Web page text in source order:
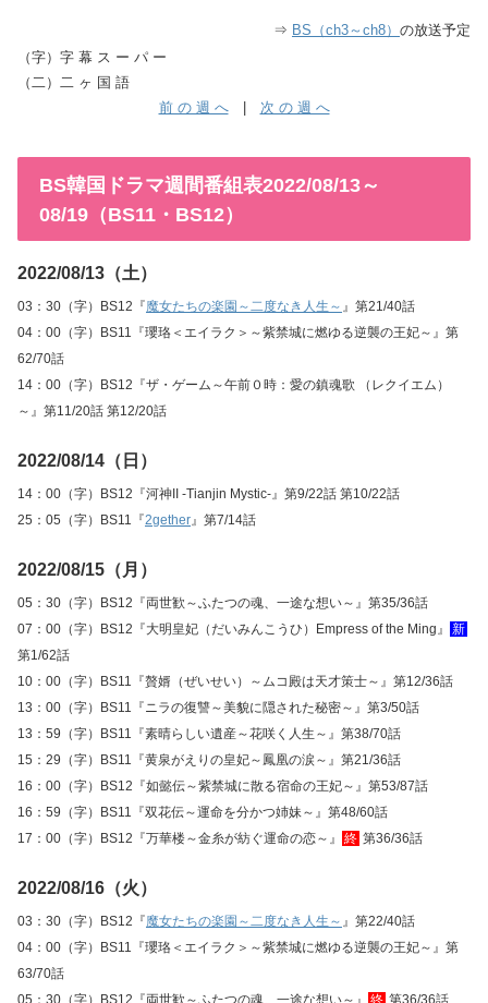
⇒ BS（ch3～ch8） の放送予定
（字）字 幕 ス ー パ ー
（二）二 ヶ 国 語
前 の 週 へ| 次 の 週 へ
BS韓国ドラマ週間番組表2022/08/13～
08/19（BS11・BS12）
2022/08/13（土）
03：30（字）BS12『魔女たちの楽園～二度なき人生～ 』第21/40話
04：00（字）BS11『瓔珞＜エイラク＞～紫禁城に燃ゆる逆襲の王妃～』第
62/70話
14：00（字）BS12『ザ・ゲーム～午前０時：愛の鎮魂歌 （レクイエム）
～』第11/20話 第12/20話
2022/08/14（日）
14：00（字）BS12『河神II -Tianjin Mystic-』第9/22話 第10/22話
25：05（字）BS11『2gether』第7/14話
2022/08/15（月）
05：30（字）BS12『両世歓～ふたつの魂、一途な想い～』第35/36話
07：00（字）BS12『大明皇妃（だいみんこうひ）Empress of the Ming』
新
第1/62話
10：00（字）BS11『贅婿（ぜいせい）～ムコ殿は天才策士～』第12/36話
13：00（字）BS11『ニラの復讐～美貌に隠された秘密～』第3/50話
13：59（字）BS11『素晴らしい遺産～花咲く人生～』第38/70話
15：29（字）BS11『黄泉がえりの皇妃～鳳凰の涙～』第21/36話
16：00（字）BS12『如懿伝～紫禁城に散る宿命の王妃～』第53/87話
16：59（字）BS11『双花伝～運命を分かつ姉妹～』第48/60話
17：00（字）BS12『万華楼～金糸が紡ぐ運命の恋～』
終 第36/36話
2022/08/16（火）
03：30（字）BS12『魔女たちの楽園～二度なき人生～ 』第22/40話
04：00（字）BS11『瓔珞＜エイラク＞～紫禁城に燃ゆる逆襲の王妃～』第
63/70話
05：30（字）BS12『両世歓～ふたつの魂、一途な想い～』
終 第36/36話